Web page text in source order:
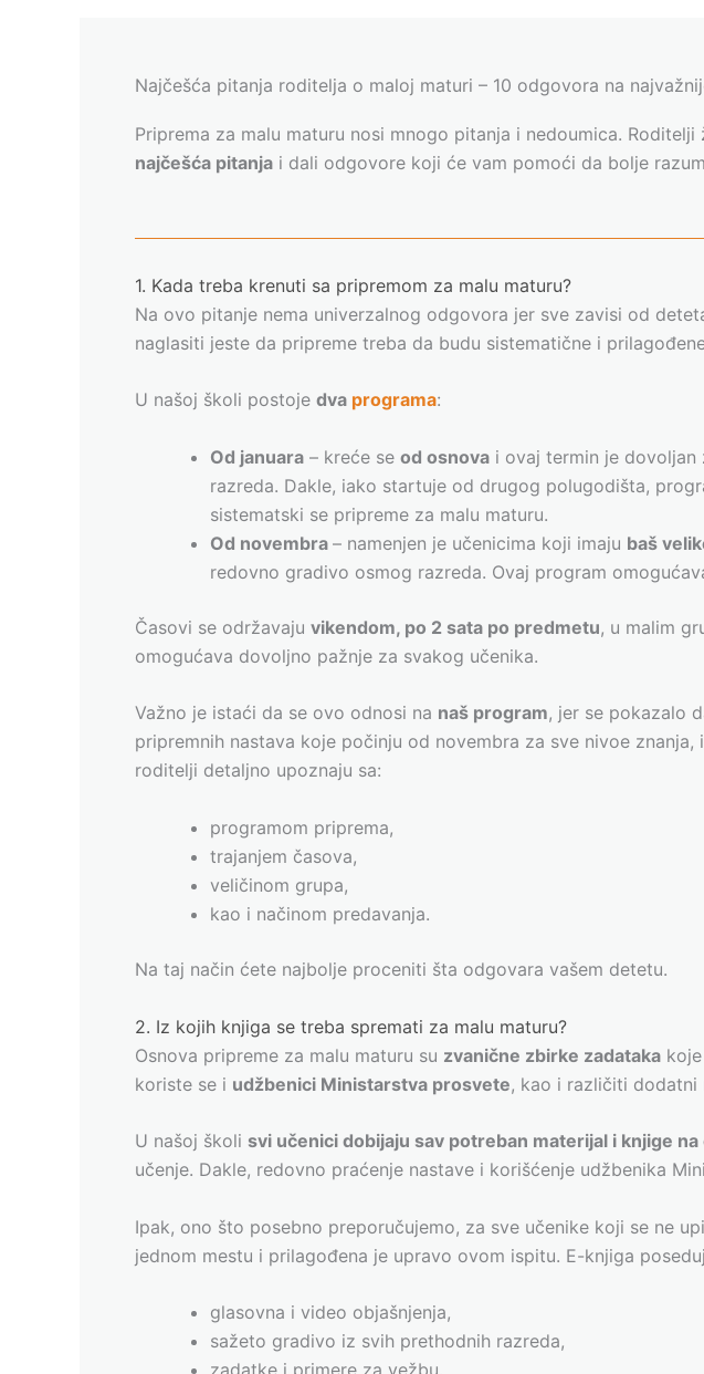
Najčešća pitanja roditelja o maloj maturi – 10 odgovora na
Priprema za malu maturu nosi mnogo pitanja i nedoumica.
najčešća pitanja i dali odgovore koji će vam pomoći da bolje
1. Kada treba krenuti sa pripremom za malu maturu?
Na ovo pitanje nema univerzalnog odgovora jer sve zavisi od
naglasiti jeste da pripreme treba da budu sistematične i
U našoj školi postoje dva programa:
Od januara – kreće se od osnova i ovaj termin je dovoljan
razreda. Dakle, iako startuje od drugog polugodišta,
sistematski se pripreme za malu maturu.
Od novembra – namenjen je učenicima koji imaju baš
redovno gradivo osmog razreda. Ovaj program
Časovi se održavaju vikendom, po 2 sata po predmetu, u malim
omogućava dovoljno pažnje za svakog učenika.
Važno je istaći da se ovo odnosi na naš program, jer se pokazalo
pripremnih nastava koje počinju od novembra za sve nivoe
roditelji detaljno upoznaju sa:
programom priprema,
trajanjem časova,
veličinom grupa,
kao i načinom predavanja.
Na taj način ćete najbolje proceniti šta odgovara vašem detetu.
2. Iz kojih knjiga se treba spremati za malu maturu?
Osnova pripreme za malu maturu su zvanične zbirke zadataka
koriste se i udžbenici Ministarstva prosvete, kao i različiti dodatni
U našoj školi svi učenici dobijaju sav potreban materijal i knjige na
učenje. Dakle, redovno praćenje nastave i korišćenje udžbenika
Ipak, ono što posebno preporučujemo, za sve učenike koji se ne
jednom mestu i prilagođena je upravo ovom ispitu. E-knjiga
glasovna i video objašnjenja,
sažeto gradivo iz svih prethodnih razreda,